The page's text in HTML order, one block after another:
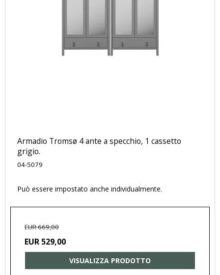
Armadio Tromsø 4 ante a specchio, 1 cassetto
grigio.
04-5079
Può essere impostato anche individualmente.
EUR 669,00
EUR 529,00
VISUALIZZA PRODOTTO